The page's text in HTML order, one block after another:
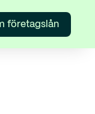
företagslån